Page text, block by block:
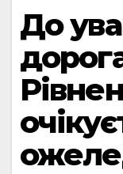
До